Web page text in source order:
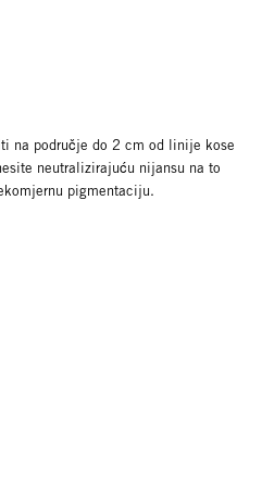
na područje do 2 cm od linije kose
neutralizirajuću nijansu na to
pigmentaciju.